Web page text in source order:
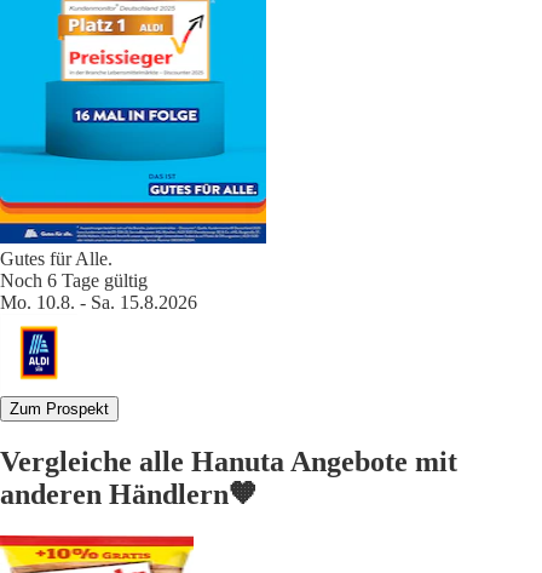
Gutes für Alle.
Noch 6 Tage gültig
Mo. 10.8. - Sa. 15.8.2026
Zum Prospekt
Vergleiche alle Hanuta Angebote mit
anderen Händlern🧡